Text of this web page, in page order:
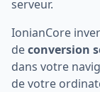
serveur.
IonianCore
deconversion
dans votre
de votre